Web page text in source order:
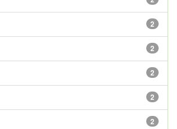
2
2
2
2
2